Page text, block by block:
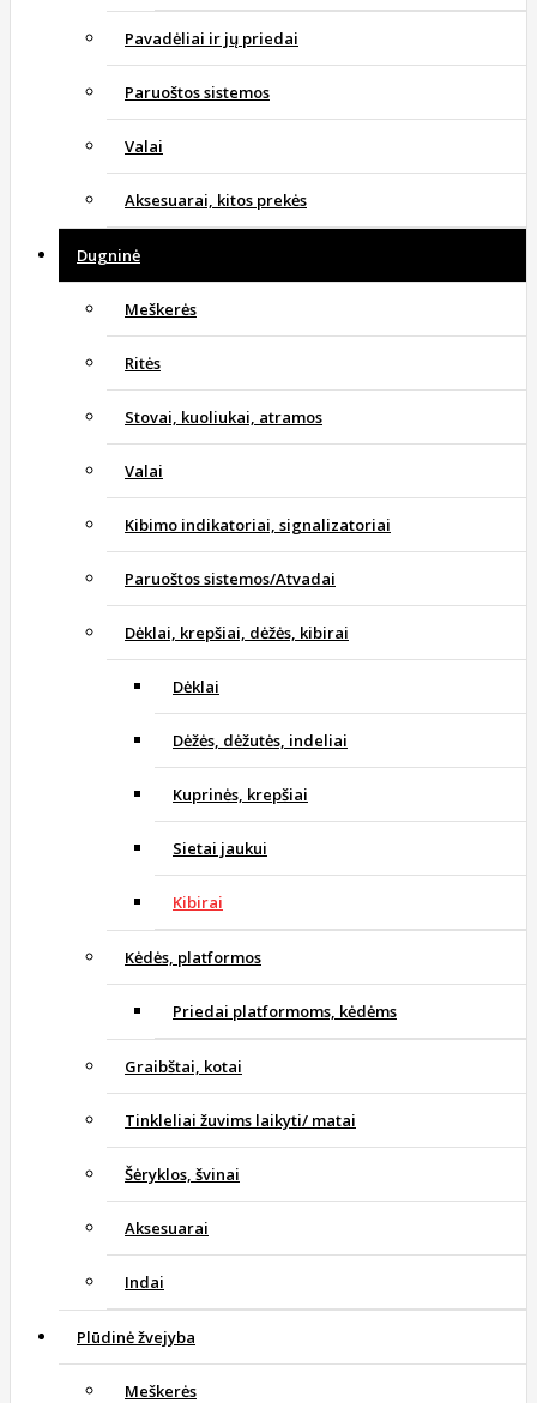
Pavadėliai ir jų priedai
Paruoštos sistemos
Valai
Aksesuarai, kitos prekės
Dugninė
Meškerės
Ritės
Stovai, kuoliukai, atramos
Valai
Kibimo indikatoriai, signalizatoriai
Paruoštos sistemos/Atvadai
Dėklai, krepšiai, dėžės, kibirai
Dėklai
Dėžės, dėžutės, indeliai
Kuprinės, krepšiai
Sietai jaukui
Kibirai
Kėdės, platformos
Priedai platformoms, kėdėms
Graibštai, kotai
Tinkleliai žuvims laikyti/ matai
Šėryklos, švinai
Aksesuarai
Indai
Plūdinė žvejyba
Meškerės